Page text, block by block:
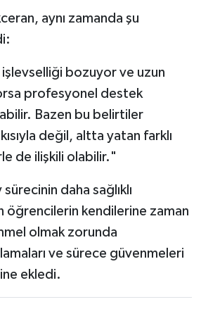
aynı zamanda şu
işlevselliği bozuyor ve uzun
profesyonel destek
Bazen bu belirtiler
değil, altta yatan farklı
de ilişkili olabilir."
daha sağlıklı
öğrencilerin kendilerine zaman
olmak zorunda
ve sürece güvenmeleri
ekledi.